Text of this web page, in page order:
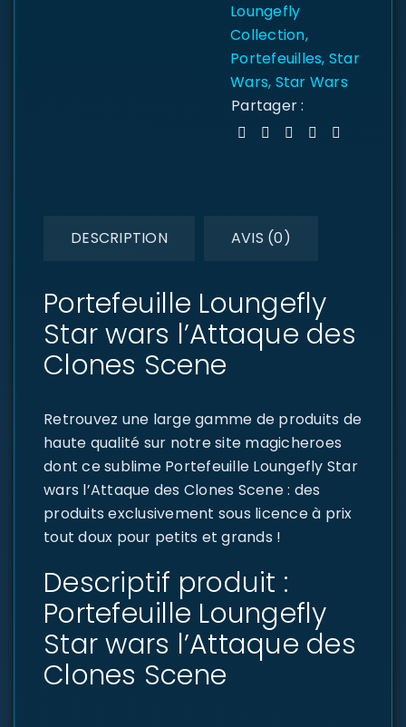
Loungefly
Collection,
Portefeuilles, Star
Wars, Star Wars
Partager :
DESCRIPTION AVIS (0)
Portefeuille Loungefly
Star wars l’Attaque des
Clones Scene
Retrouvez une large gamme de produits de
haute qualité sur notre site magicheroes
dont ce sublime Portefeuille Loungefly Star
wars l’Attaque des Clones Scene : des
produits exclusivement sous licence à prix
tout doux pour petits et grands !
Descriptif produit :
Portefeuille Loungefly
Star wars l’Attaque des
Clones Scene